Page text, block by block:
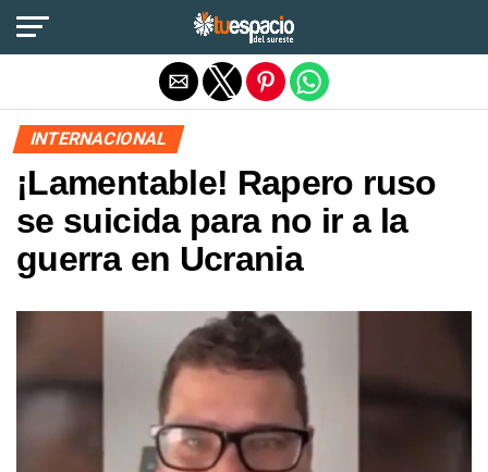
INTERNACIONAL
¡Lamentable! Rapero ruso
se suicida para no ir a la
guerra en Ucrania
Salir de la versión móvil